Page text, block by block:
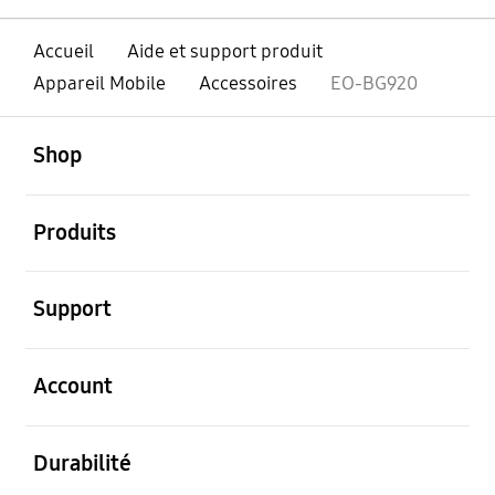
Accueil
Aide et support produit
Appareil Mobile
Accessoires EO-BG920
Shop
Produits
Support
Account
Durabilité